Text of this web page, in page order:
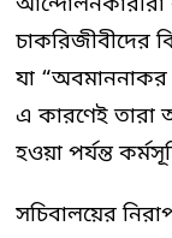
চাকরিজীবীদের
যা
এ কারণেই তারা
হওয়া পর্যন্ত
সচিবালয়ের